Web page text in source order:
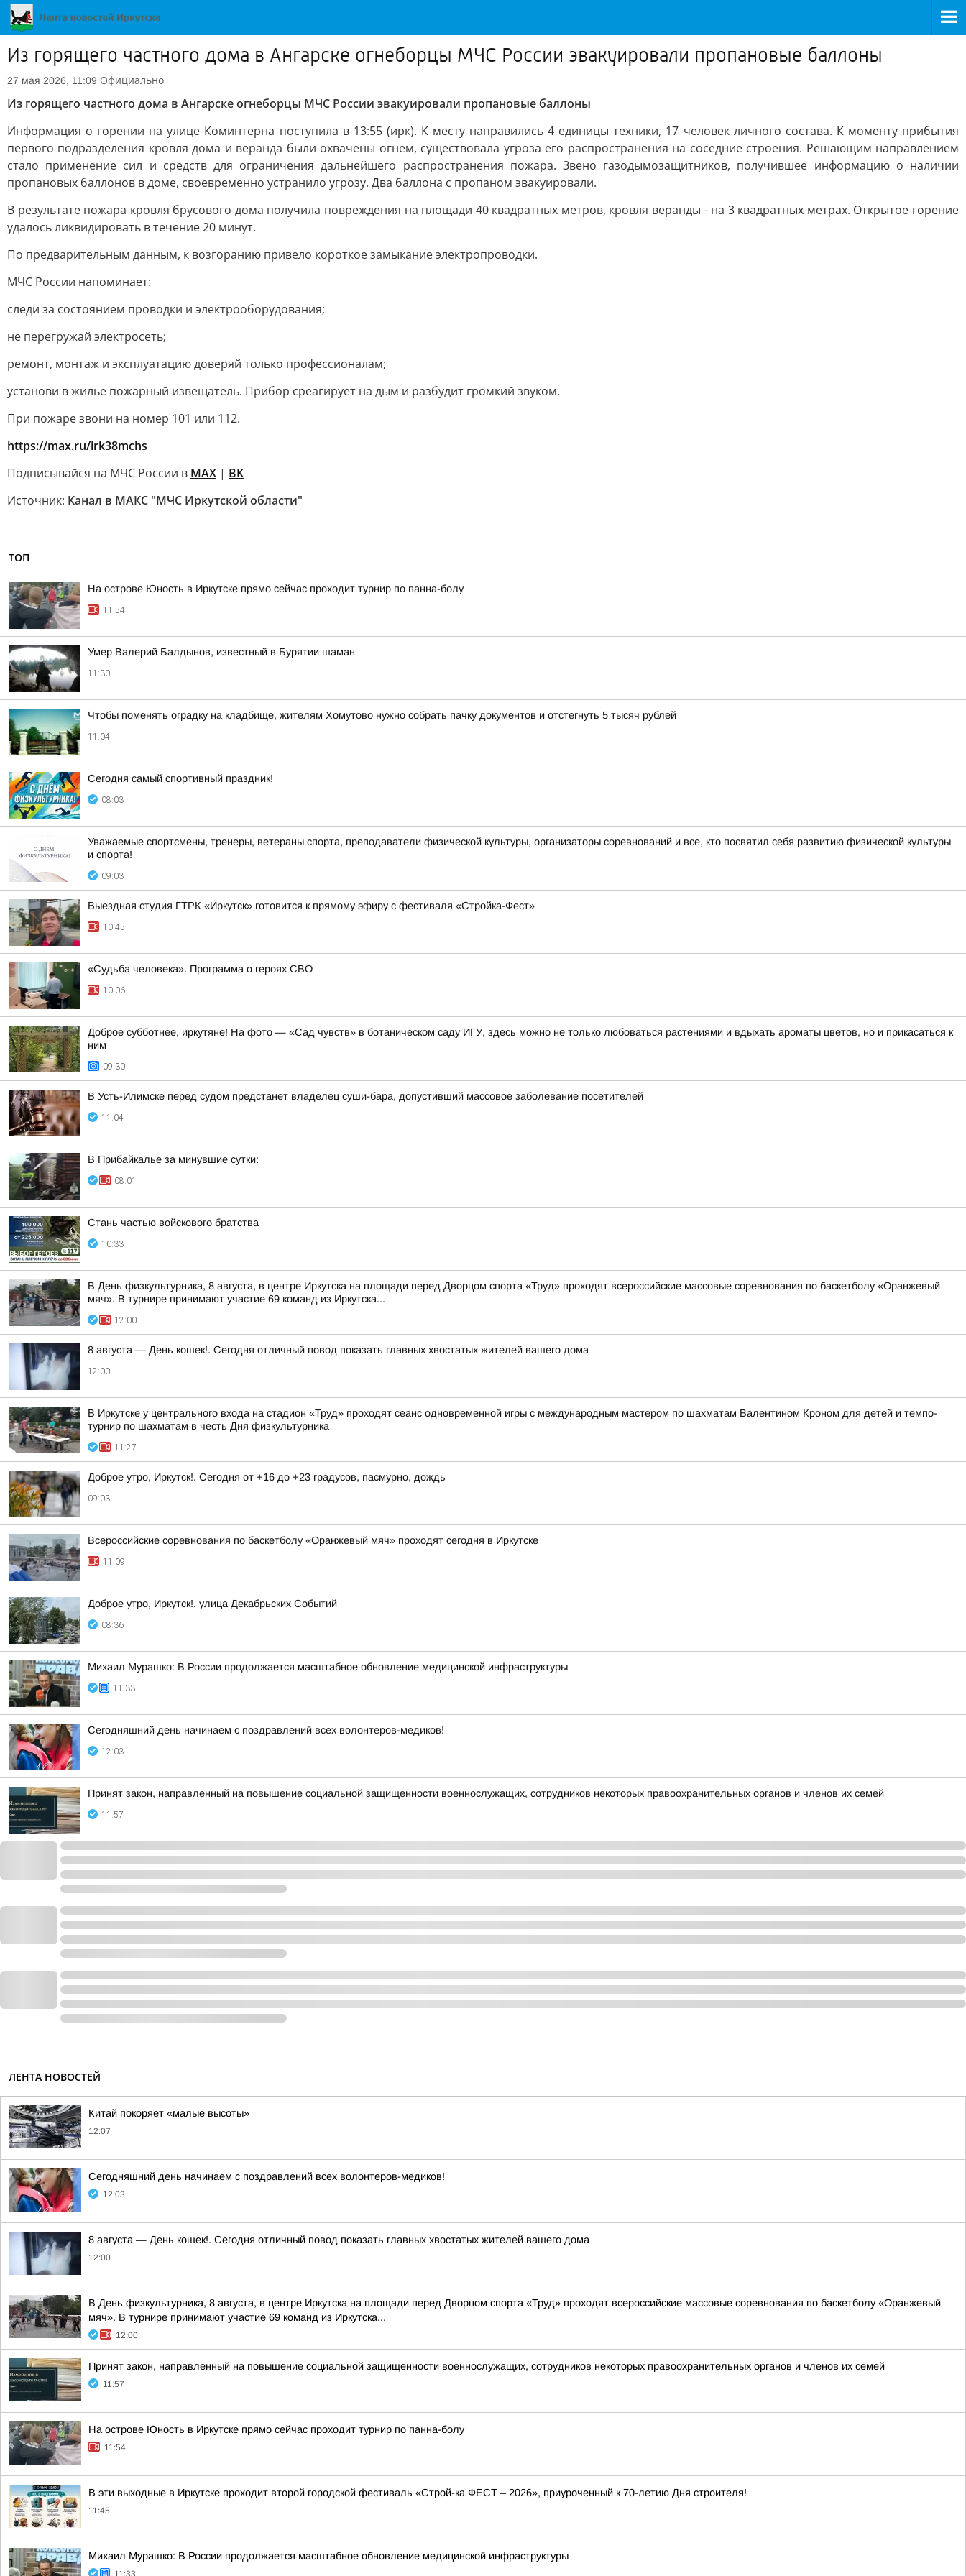
Из горящего частного дома в Ангарске огнеборцы МЧС России эвакуировали пропановые баллоны
27 мая 2026, 11:09 Официально
Из горящего частного дома в Ангарске огнеборцы МЧС России эвакуировали пропановые баллоны
Информация о горении на улице Коминтерна поступила в 13:55 (ирк). К месту направились 4 единицы техники, 17 человек личного состава. К моменту прибытия
первого подразделения кровля дома и веранда были охвачены огнем, существовала угроза его распространения на соседние строения. Решающим направлением
стало применение сил и средств для ограничения дальнейшего распространения пожара. Звено газодымозащитников, получившее информацию о наличии
пропановых баллонов в доме, своевременно устранило угрозу. Два баллона с пропаном эвакуировали.
В результате пожара кровля брусового дома получила повреждения на площади 40 квадратных метров, кровля веранды - на 3 квадратных метрах. Открытое горение
удалось ликвидировать в течение 20 минут.
По предварительным данным, к возгоранию привело короткое замыкание электропроводки.
МЧС России напоминает:
следи за состоянием проводки и электрооборудования;
не перегружай электросеть;
ремонт, монтаж и эксплуатацию доверяй только профессионалам;
установи в жилье пожарный извещатель. Прибор среагирует на дым и разбудит громкий звуком.
При пожаре звони на номер 101 или 112.
https://max.ru/irk38mchs
Подписывайся на МЧС России в МАХ | ВК
Источник: Канал в МАКС "МЧС Иркутской области"
ТОП
На острове Юность в Иркутске прямо сейчас проходит турнир по панна-болу
11:54
Умер Валерий Балдынов, известный в Бурятии шаман
11:30
Чтобы поменять оградку на кладбище, жителям Хомутово нужно собрать пачку документов и отстегнуть 5 тысяч рублей
11:04
Сегодня самый спортивный праздник!
08:03
Уважаемые спортсмены, тренеры, ветераны спорта, преподаватели физической культуры, организаторы соревнований и все, кто посвятил себя развитию физической культуры
и спорта!
09:03
Выездная студия ГТРК «Иркутск» готовится к прямому эфиру с фестиваля «Стройка-Фест»
10:45
«Судьба человека». Программа о героях СВО
10:06
Доброе субботнее, иркутяне! На фото — «Сад чувств» в ботаническом саду ИГУ, здесь можно не только любоваться растениями и вдыхать ароматы цветов, но и прикасаться к
ним
09:30
В Усть-Илимске перед судом предстанет владелец суши-бара, допустивший массовое заболевание посетителей
11:04
В Прибайкалье за минувшие сутки:
08:01
Стань частью войскового братства
10:33
В День физкультурника, 8 августа, в центре Иркутска на площади перед Дворцом спорта «Труд» проходят всероссийские массовые соревнования по баскетболу «Оранжевый
мяч». В турнире принимают участие 69 команд из Иркутска...
12:00
8 августа — День кошек!. Сегодня отличный повод показать главных хвостатых жителей вашего дома
12:00
В Иркутске у центрального входа на стадион «Труд» проходят сеанс одновременной игры с международным мастером по шахматам Валентином Кроном для детей и темпо-
турнир по шахматам в честь Дня физкультурника
11:27
Доброе утро, Иркутск!. Сегодня от +16 до +23 градусов, пасмурно, дождь
09:03
Всероссийские соревнования по баскетболу «Оранжевый мяч» проходят сегодня в Иркутске
11:09
Доброе утро, Иркутск!. улица Декабрьских Событий
08:36
Михаил Мурашко: В России продолжается масштабное обновление медицинской инфраструктуры
11:33
Сегодняшний день начинаем с поздравлений всех волонтеров-медиков!
12:03
Принят закон, направленный на повышение социальной защищенности военнослужащих, сотрудников некоторых правоохранительных органов и членов их семей
11:57
ЛЕНТА НОВОСТЕЙ
Китай покоряет «малые высоты»
12:07
Сегодняшний день начинаем с поздравлений всех волонтеров-медиков!
12:03
8 августа — День кошек!. Сегодня отличный повод показать главных хвостатых жителей вашего дома
12:00
В День физкультурника, 8 августа, в центре Иркутска на площади перед Дворцом спорта «Труд» проходят всероссийские массовые соревнования по баскетболу «Оранжевый
мяч». В турнире принимают участие 69 команд из Иркутска...
12:00
Принят закон, направленный на повышение социальной защищенности военнослужащих, сотрудников некоторых правоохранительных органов и членов их семей
11:57
На острове Юность в Иркутске прямо сейчас проходит турнир по панна-болу
11:54
В эти выходные в Иркутске проходит второй городской фестиваль «Строй-ка ФЕСТ – 2026», приуроченный к 70-летию Дня строителя!
11:45
Михаил Мурашко: В России продолжается масштабное обновление медицинской инфраструктуры
11:33